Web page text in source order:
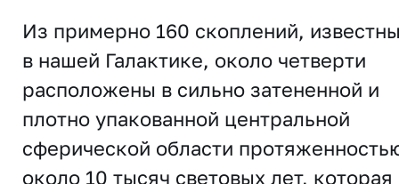
Из примерно 160 скоплений,
в нашей Галактике, около четверти
расположены в сильно затененной и
плотно упакованной центральной
сферической области
около 10 тысяч световых лет, которая